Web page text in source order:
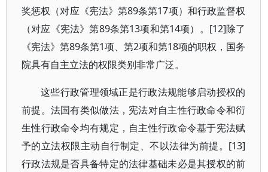
奖惩权（对应《宪法》第89条第17项）和行政监督权
（对应《宪法》第89条第13项和第14项）。[12]除了
《宪法》第89条第1项、第2项和第18项的职权，国务
院具有自主立法的权限类别非常广泛。
这些行政管理领域正是行政法规能够启动授权的
前提。法国有类似做法，宪法对自主性行政命令和衍
生性行政命令均有规定，自主性行政命令基于宪法赋
予的立法权限主动自行制定、不以法律为前提。[13]
行政法规是否具备特定的法律基础未必是其授权的前